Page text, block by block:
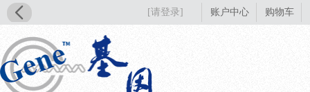
[请登录] 账户中心 购物车